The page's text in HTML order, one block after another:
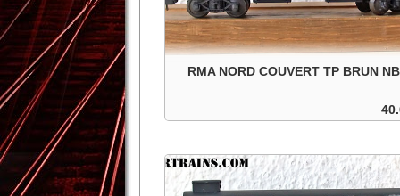
RMA NORD COUVERT TP BRUN
In den Warenkorb
Details